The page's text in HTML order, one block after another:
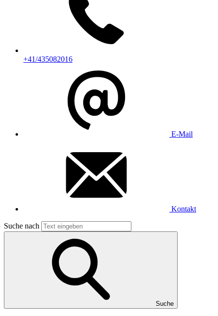
+41/435082016
E-Mail
Kontakt
Suche nach
Suche